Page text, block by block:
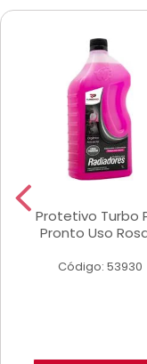
Protetivo Turbo
Pronto Uso
Código: 53930